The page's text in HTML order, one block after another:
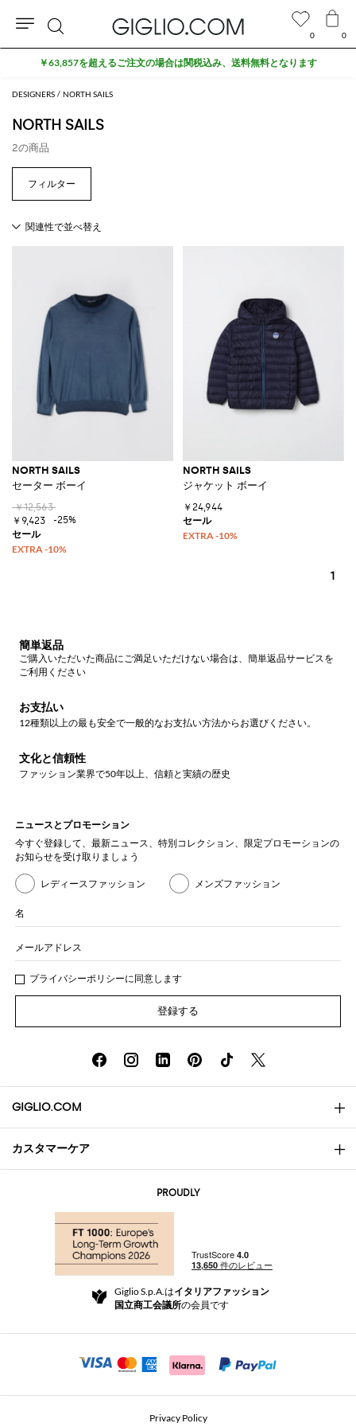
DESIGNERS NORTH SAILS
NORTH SAILS
2の商品
NORTH SAILS
セーター ボーイ
￥12,563
￥9,423
-25%
NORTH SAILS
ジャケット ボーイ
￥24,944
1
0 0
検
索
￥63,857を超えるご注文の場合は関税込み、送料無料となります
簡単返品
ご購入いただいた商品にご満足いただけない場合は、簡単返品サービスを
ご利用ください
お支払い
12種類以上の最も安全で一般的なお支払い方法からお選びください。
文化と信頼性
ファッション業界で50年以上、信頼と実績の歴史
ニュースとプロモーション
今すぐ登録して、最新ニュース、特別コレクション、限定プロモーションの
お知らせを受け取りましょう
レディースファッション メンズファッション
名
メールアドレス
プライバシーポリシーに同意します
登録する
GIGLIO.COM
会社概要
Community Store
Beauty Seekers VIP Club
カスタマーケア
返品と返金
For a safe shopping experience
Security Communication
PROUDLY
Giglio S.p.A.はイタリアファッション
国立商工会議所の会員です
Privacy Policy